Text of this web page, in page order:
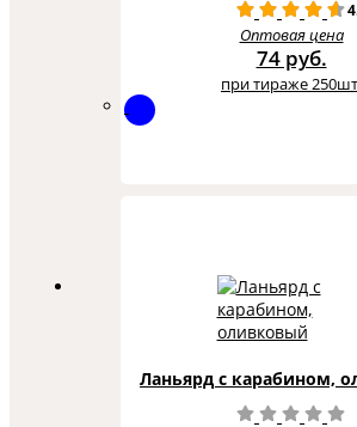
Оптовая цена
74 руб.
при тираже
Ланьярд с карабином,